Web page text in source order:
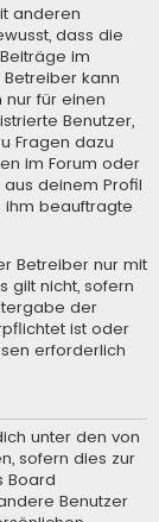
anderen
dass die
im
kann
für einen
Benutzer,
Fragen dazu
im Forum oder
deinem Profil
ihm beauftragte
Betreiber nur mit
gilt nicht, sofern
der
ist oder
erforderlich
unter den von
sofern dies zur
Board
Benutzer